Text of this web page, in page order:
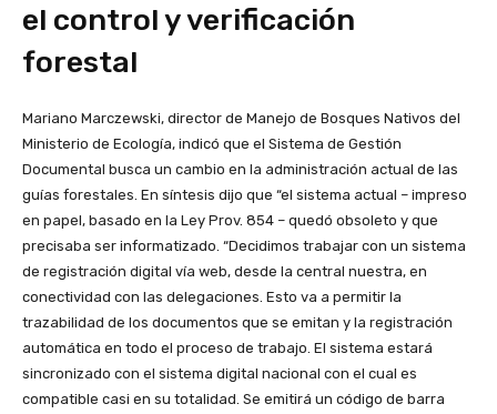
el control y verificación
forestal
Mariano Marczewski, director de Manejo de Bosques Nativos del
Ministerio de Ecología, indicó que el Sistema de Gestión
Documental busca un cambio en la administración actual de las
guías forestales. En síntesis dijo que “el sistema actual – impreso
en papel, basado en la Ley Prov. 854 – quedó obsoleto y que
precisaba ser informatizado. “Decidimos trabajar con un sistema
de registración digital vía web, desde la central nuestra, en
conectividad con las delegaciones. Esto va a permitir la
trazabilidad de los documentos que se emitan y la registración
automática en todo el proceso de trabajo. El sistema estará
sincronizado con el sistema digital nacional con el cual es
compatible casi en su totalidad. Se emitirá un código de barra